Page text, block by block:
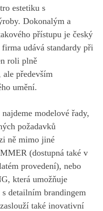
estetiku s
Dokonalým a
přístupu je český
firma udává standardy při
roli plně
ale především
umění.
modelové řady,
požadavků
ně mimo jiné
(dostupná také v
provedení), nebo
která umožňuje
detailním brandingem
také inovativní